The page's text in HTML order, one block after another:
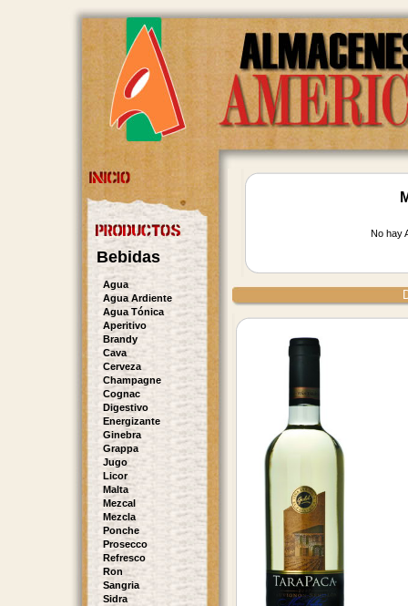
Bebidas
Agua
Agua Ardiente
Agua Tónica
Aperitivo
Brandy
Cava
Cerveza
Champagne
Cognac
Digestivo
Energizante
Ginebra
Grappa
Jugo
Licor
Malta
Mezcal
Mezcla
Ponche
Prosecco
Refresco
Ron
Sangria
Sidra
No hay